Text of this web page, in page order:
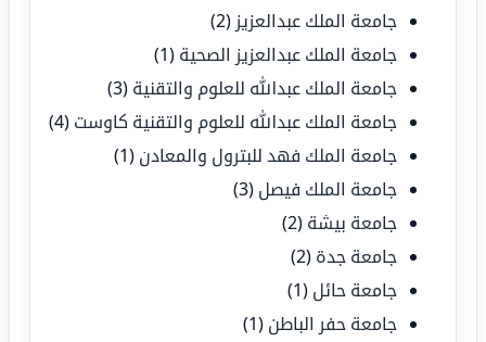
جامعة الملك عبدالعزيز (2)
جامعة الملك عبدالعزيز الصحية (1)
جامعة الملك عبدالله للعلوم والتقنية (3)
جامعة الملك عبدالله للعلوم والتقنية كاوست (4)
جامعة الملك فهد للبترول والمعادن (1)
جامعة الملك فيصل (3)
جامعة بيشة (2)
جامعة جدة (2)
جامعة حائل (1)
جامعة حفر الباطن (1)